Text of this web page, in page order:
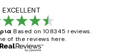
EXCELLENT
Based on 108345 reviews.
of the reviews here.